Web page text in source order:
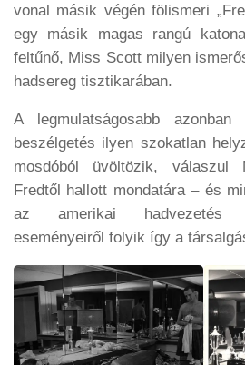
vonal másik végén fölismeri
egy másik magas rangú
feltűnő, Miss Scott milyen
hadsereg tisztikarában.
A legmulatságosabb
beszélgetés ilyen szokatlan
mosdóból üvöltözik,
Fredtől hallott mondatára – és
az amerikai hadvezetés
eseményeiről folyik így a